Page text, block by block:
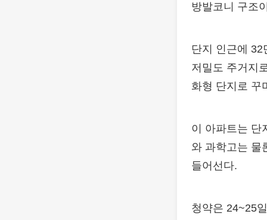
방발코니 구조
단지 인근에 32
저밀도 주거지
화형 단지로 꾸
이 아파트는 단
와 과학고는 물
들어선다.
청약은 24~25